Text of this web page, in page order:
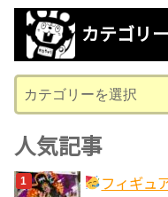
カ
ブ
カテゴリー
テ
ゴ
リ
ー
人気記事
フィギュ